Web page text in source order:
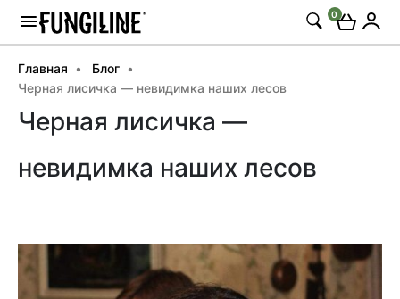
0
Главная
Блог
Черная лисичка — невидимка наших лесов
Черная лисичка —
невидимка наших лесов